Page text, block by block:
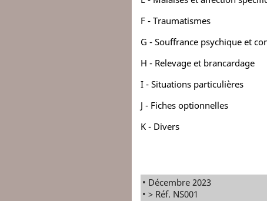
F - Traumatismes
G - Souffrance psychique et
H - Relevage et brancardage
I - Situations particulières
J - Fiches optionnelles
K - Divers
• Décembre 2023
• > Réf. NS001